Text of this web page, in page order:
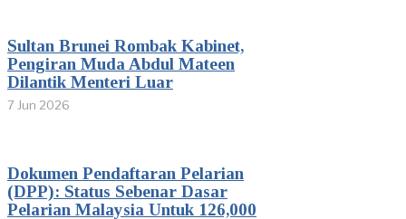
Sultan Brunei Rombak Kabinet,
Pengiran Muda Abdul Mateen
Dilantik Menteri Luar
7 Jun 2026
Dokumen Pendaftaran Pelarian
(DPP): Status Sebenar Dasar
Pelarian Malaysia Untuk 126,000